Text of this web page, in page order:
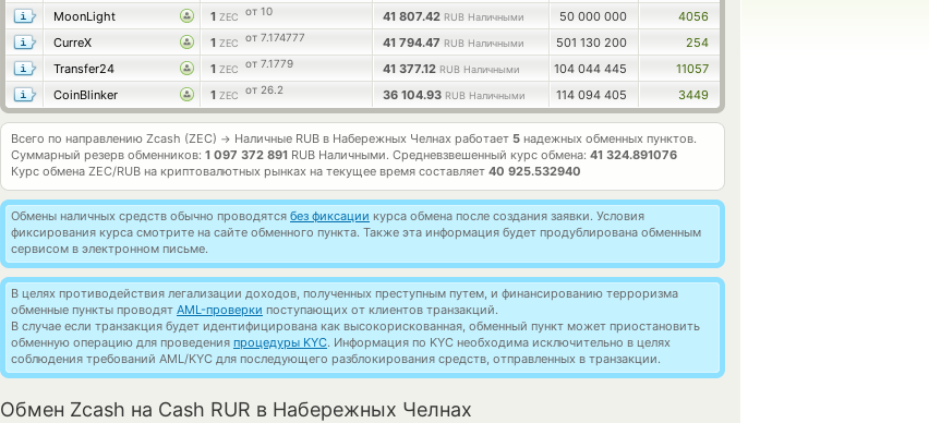
MoonLight
1 ZEC от 10 41 807.42 RUB Наличными 50 000 000
4056
CurreX
1 ZEC от 7.174777 41 794.47 RUB Наличными 501 130 200
254
Transfer24
1 ZEC от 7.1779 41 377.12 RUB Наличными 104 044 445
11057
CoinBlinker
1 ZEC от 26.2 36 104.93 RUB Наличными 114 094 405 3449
Всего по направлению Zcash (ZEC) → Наличные RUB в Набережных Челнах работает 5 надежных обменных пунктов.
Суммарный резерв обменников: 1 097 372 891 RUB Наличными. Средневзвешенный курс обмена: 41 324.891076
Курс обмена ZEC/RUB на криптовалютных рынках на текущее время составляет 40 925.532940
Обмены наличных средств обычно проводятся без фиксации курса обмена после создания заявки. Условия
фиксирования курса смотрите на сайте обменного пункта. Также эта информация будет продублирована обменным
сервисом в электронном письме.
В целях противодействия легализации доходов, полученных преступным путем, и финансированию терроризма
обменные пункты проводят AML-проверки поступающих от клиентов транзакций.
В случае если транзакция будет идентифицирована как высокорискованная, обменный пункт может приостановить
обменную операцию для проведения процедуры KYC. Информация по KYC необходима исключительно в целях
соблюдения требований AML/KYC для последующего разблокирования средств, отправленных в транзакции.
Обмен Zcash на Cash RUR в Набережных Челнах